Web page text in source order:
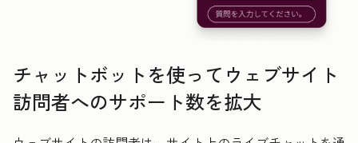
チャットボットを使ってウェブサイト
訪問者へのサポート数を拡大